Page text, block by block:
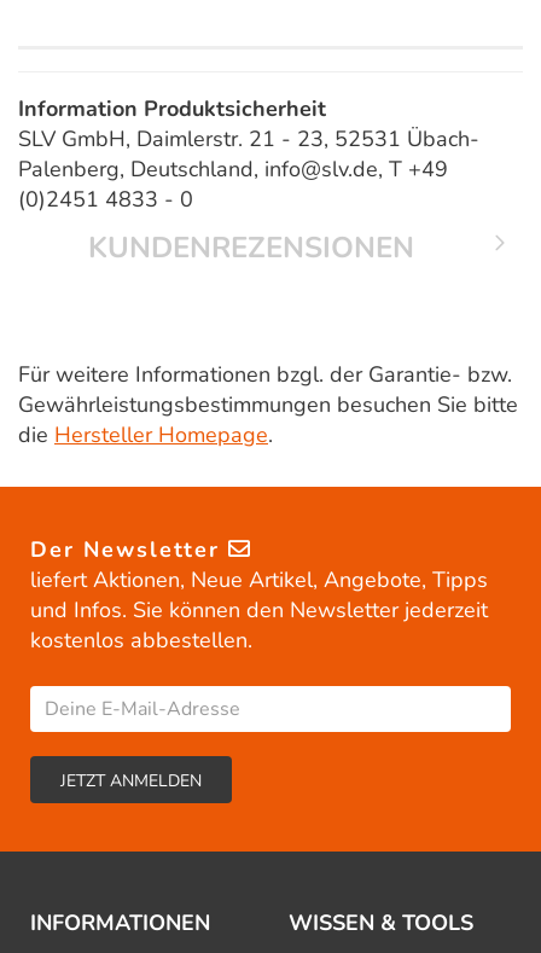
Information Produktsicherheit
SLV GmbH, Daimlerstr. 21 - 23, 52531 Übach-
Palenberg, Deutschland, info@slv.de, T +49
(0)2451 4833 - 0
KUNDENREZENSIONEN
Für weitere Informationen bzgl. der Garantie- bzw.
Gewährleistungsbestimmungen besuchen Sie bitte
die Hersteller Homepage.
Der Newsletter
liefert Aktionen, Neue Artikel, Angebote, Tipps
und Infos. Sie können den Newsletter jederzeit
kostenlos abbestellen.
INFORMATIONEN WISSEN & TOOLS